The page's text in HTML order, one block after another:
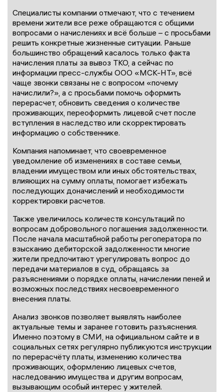
Специалисты компании отмечают, что с течением
времени жители все реже обращаются с общими
вопросами о начислениях и всё больше – с просьбами
решить конкретные жизненные ситуации. Раньше
большинство обращений касалось только факта
начисления платы за вывоз ТКО, а сейчас по
информации пресс-службы ООО «МСК-НТ», всё
чаще звонки связаны не с вопросом «почему
начислили?», а с просьбами помочь оформить
перерасчет, обновить сведения о количестве
проживающих, переоформить лицевой счет после
вступления в наследство или скорректировать
информацию о собственнике.
Компания напоминает, что своевременное
уведомление об изменениях в составе семьи,
владении имуществом или иных обстоятельствах,
влияющих на сумму оплаты, помогает избежать
последующих доначислений и необходимости
корректировки расчетов.
Также увеличилось количеств консультаций по
вопросам добровольного погашения задолженности.
После начала масштабной работы регоператора по
взысканию дебиторской задолженности многие
жители предпочитают урегулировать вопрос до
передачи материалов в суд, обращаясь за
разъяснениями о порядке оплаты, начислении пеней и
возможных последствиях несвоевременного
внесения платы.
Анализ звонков позволяет выявлять наиболее
актуальные темы и заранее готовить разъяснения.
Именно поэтому в СМИ, на официальном сайте и в
социальных сетях регулярно публикуются инструкции
по перерасчёту платы, изменению количества
проживающих, оформлению лицевых счетов,
наследованию имущества и другим вопросам,
вызывающим особый интерес у жителей.